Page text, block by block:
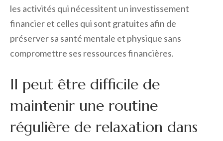
les activités qui nécessitent un investissement
financier et celles qui sont gratuites afin de
préserver sa santé mentale et physique sans
compromettre ses ressources financières.
Il peut être difficile de
maintenir une routine
régulière de relaxation dans